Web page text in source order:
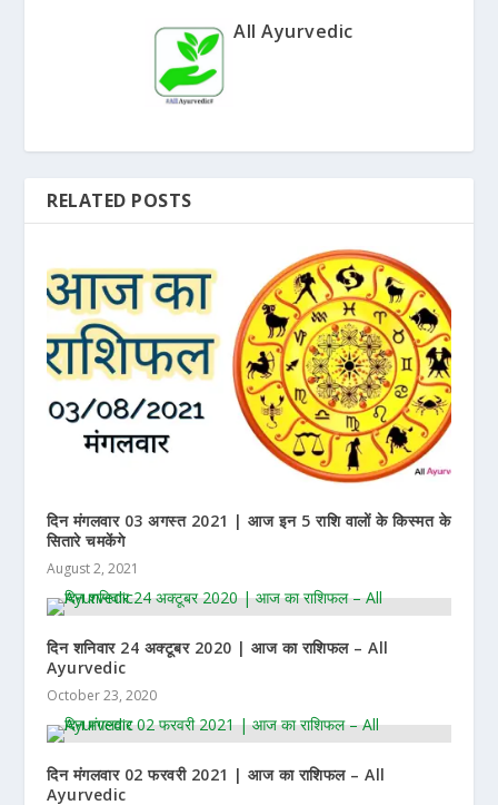
All Ayurvedic
RELATED POSTS
दिन मंगलवार 03 अगस्त 2021 | आज इन 5 राशि वालों के किस्मत के
सितारे चमकेंगे
August 2, 2021
दिन शनिवार 24 अक्टूबर 2020 | आज का राशिफल – All
Ayurvedic
October 23, 2020
दिन मंगलवार 02 फरवरी 2021 | आज का राशिफल – All
Ayurvedic